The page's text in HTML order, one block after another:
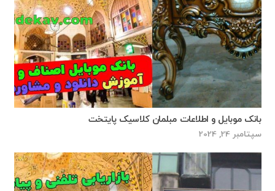
بانک موبایل و اطلاعات مبلمان کلاسیک پایتخت
سپتامبر 24, 2024